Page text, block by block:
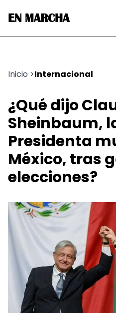
EN MARCHA
Inicio >Internacional
¿Qué dijo
Sheinbaum,
Presidenta
México, tras
elecciones?